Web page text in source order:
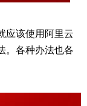
应该使用阿里云
。各种办法也各